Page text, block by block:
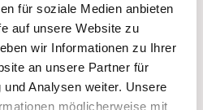
für soziale Medien anbieten
auf unsere Website zu
wir Informationen zu Ihrer
an unsere Partner für
Analysen weiter. Unsere
möglicherweise mit